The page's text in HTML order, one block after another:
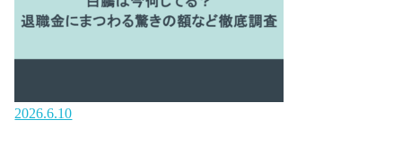
2026.6.10